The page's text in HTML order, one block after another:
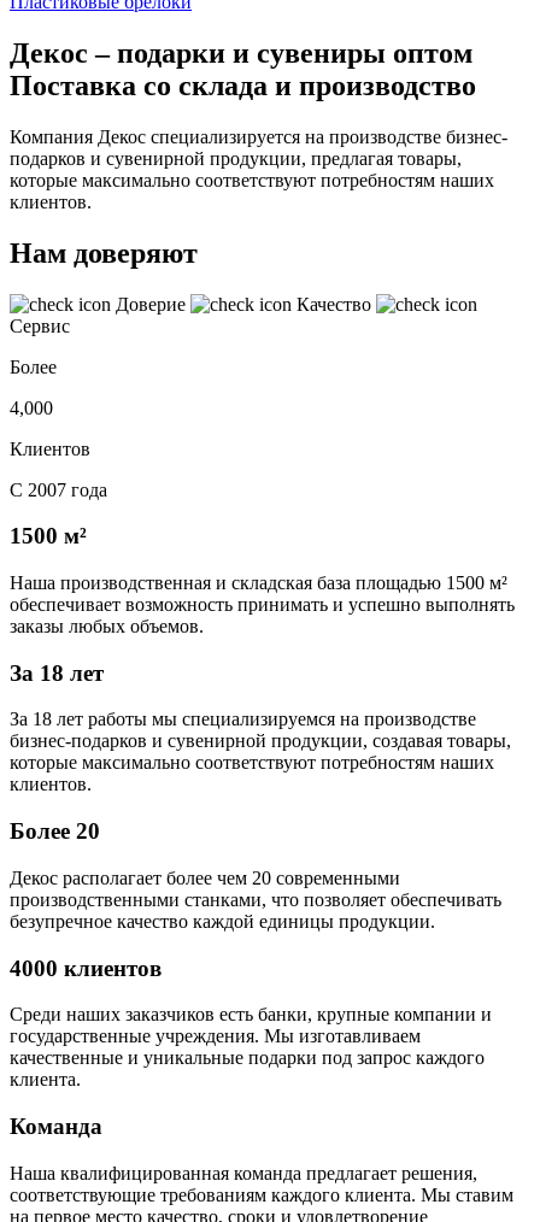
Декос – подарки и сувениры оптом
Поставка со склада и производство
Компания Декос специализируется на производстве бизнес-
подарков и сувенирной продукции, предлагая товары,
которые максимально соответствуют потребностям наших
клиентов.
Нам доверяют
Доверие
Качество
Сервис
Более
4,000
Клиентов
С 2007 года
1500 м²
Наша производственная и складская база площадью 1500 м²
обеспечивает возможность принимать и успешно выполнять
заказы любых объемов.
За 18 лет
За 18 лет работы мы специализируемся на производстве
бизнес-подарков и сувенирной продукции, создавая товары,
которые максимально соответствуют потребностям наших
клиентов.
Более 20
Декос располагает более чем 20 современными
производственными станками, что позволяет обеспечивать
безупречное качество каждой единицы продукции.
4000 клиентов
Среди наших заказчиков есть банки, крупные компании и
государственные учреждения. Мы изготавливаем
качественные и уникальные подарки под запрос каждого
клиента.
Команда
Наша квалифицированная команда предлагает решения,
соответствующие требованиям каждого клиента. Мы ставим
на первое место качество, сроки и удовлетворение